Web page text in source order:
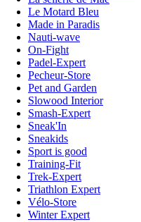
Le Motard Bleu
Made in Paradis
Nauti-wave
On-Fight
Padel-Expert
Pecheur-Store
Pet and Garden
Slowood Interior
Smash-Expert
Sneak'In
Sneakids
Sport is good
Training-Fit
Trek-Expert
Triathlon Expert
Vélo-Store
Winter Expert